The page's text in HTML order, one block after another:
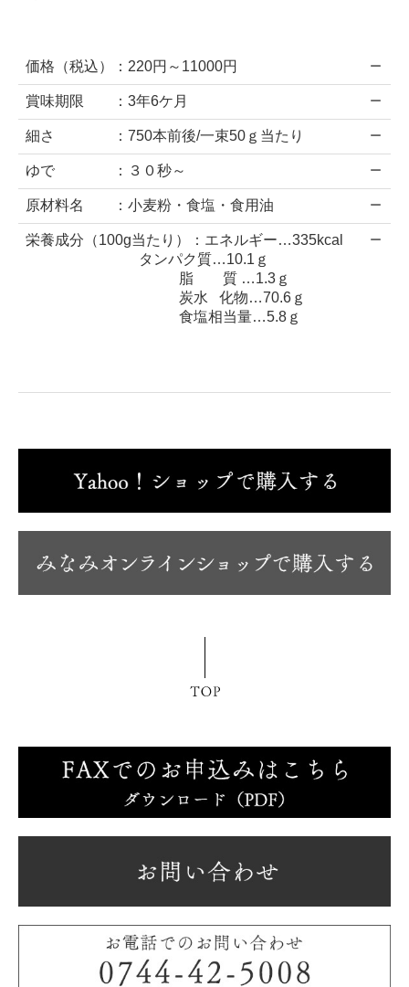
価格（税込）：220円～11000円 ー
賞味期限 ：3年6ケ月 ー
細さ ：750本前後/一束50ｇ当たり ー
ゆで ：３０秒～ ー
原材料名 ：小麦粉・食塩・食用油 ー
栄養成分（100g当たり）：エネルギー…335kcal
タンパク質…10.1ｇ
脂 質 …1.3ｇ
炭水 化物…70.6ｇ
食塩相当量…5.8ｇ
ー